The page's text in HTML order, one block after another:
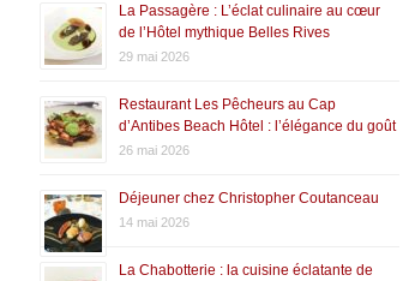
La Passagère : L’éclat culinaire au cœur
de l’Hôtel mythique Belles Rives
29 mai 2026
Restaurant Les Pêcheurs au Cap
d’Antibes Beach Hôtel : l’élégance du goût
26 mai 2026
Déjeuner chez Christopher Coutanceau
14 mai 2026
La Chabotterie : la cuisine éclatante de